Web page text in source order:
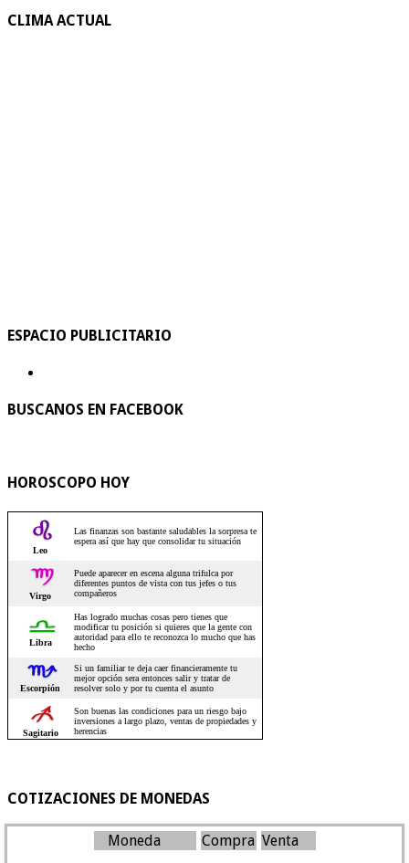
CLIMA ACTUAL
ESPACIO PUBLICITARIO
BUSCANOS EN FACEBOOK
HOROSCOPO HOY
COTIZACIONES DE MONEDAS
Moneda Compra Venta